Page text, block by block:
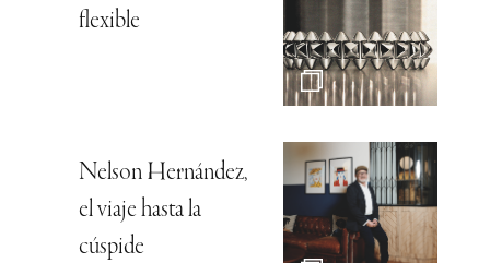
flexible
Nelson Hernández,
el viaje hasta la
cúspide